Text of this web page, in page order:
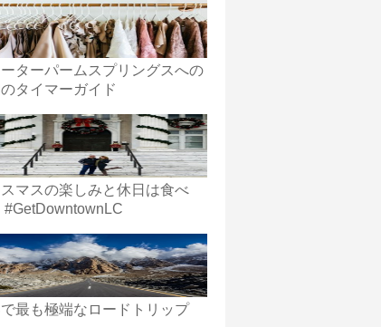
ターパームスプリングスへの
タイマーガイド
マスの楽しみと休日は食べ
#GetDowntownLC
最も極端なロードトリップ